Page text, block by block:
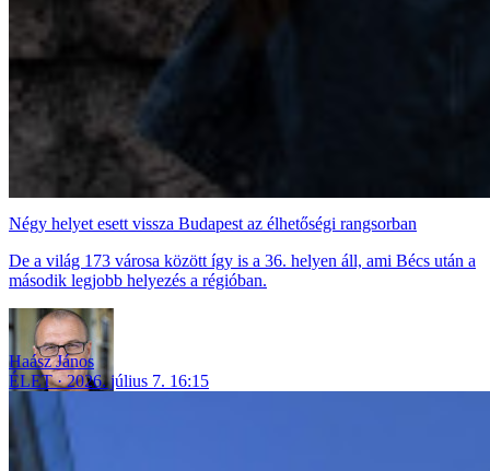
Négy helyet esett vissza Budapest az élhetőségi rangsorban
De a világ 173 városa között így is a 36. helyen áll, ami Bécs után a
második legjobb helyezés a régióban.
Haász János
ÉLET
2026. július 7. 16:15